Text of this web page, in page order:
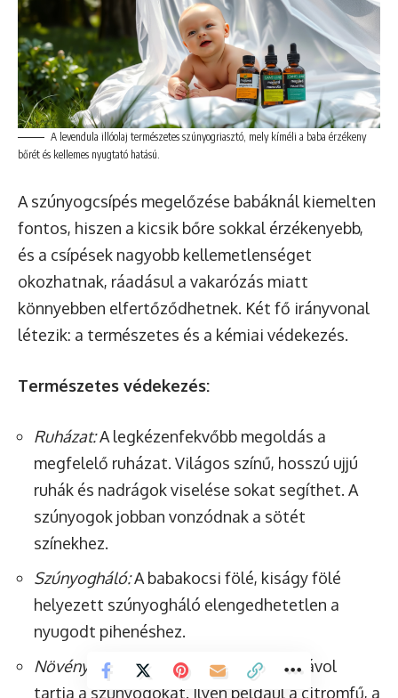
A levendula illóolaj természetes szúnyogriasztó, mely kíméli a baba érzékeny
bőrét és kellemes nyugtató hatású.
A szúnyogcsípés megelőzése babáknál kiemelten
fontos, hiszen a kicsik bőre sokkal érzékenyebb,
és a csípések nagyobb kellemetlenséget
okozhatnak, ráadásul a vakarózás miatt
könnyebben elfertőződhetnek. Két fő irányvonal
létezik: a természetes és a kémiai védekezés.
Természetes védekezés:
Ruházat:A legkézenfekvőbb megoldás a
megfelelő ruházat. Világos színű, hosszú ujjú
ruhák és nadrágok viselése sokat segíthet. A
szúnyogok jobban vonzódnak a sötét
színekhez.
Szúnyogháló:A babakocsi fölé, kiságy fölé
helyezett szúnyogháló elengedhetetlen a
nyugodt pihenéshez.
Növények:Bizonyos növények illata távol
tartja a szúnyogokat. Ilyen például a citromfű, a